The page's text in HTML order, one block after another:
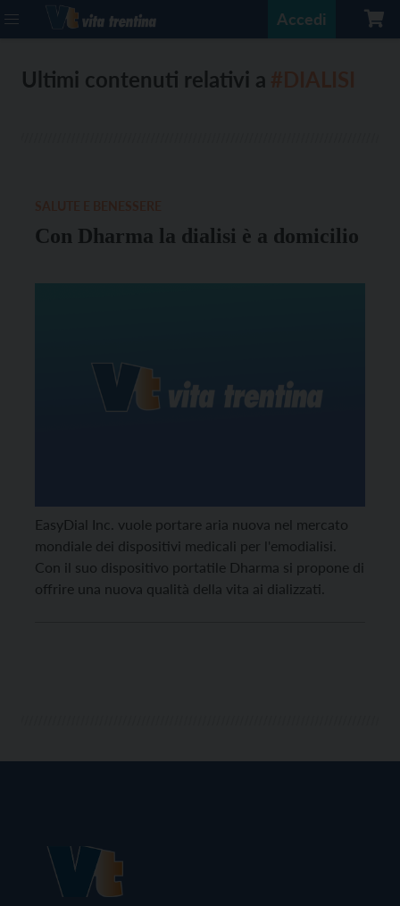
Accedi
Ultimi contenuti relativi a
Con Dharma la dialisi è a domicilio
EasyDial Inc. vuole portare aria nuova nel mercato
mondiale dei dispositivi medicali per l'emodialisi.
Con il suo dispositivo portatile Dharma si propone di
offrire una nuova qualità della vita ai dializzati.